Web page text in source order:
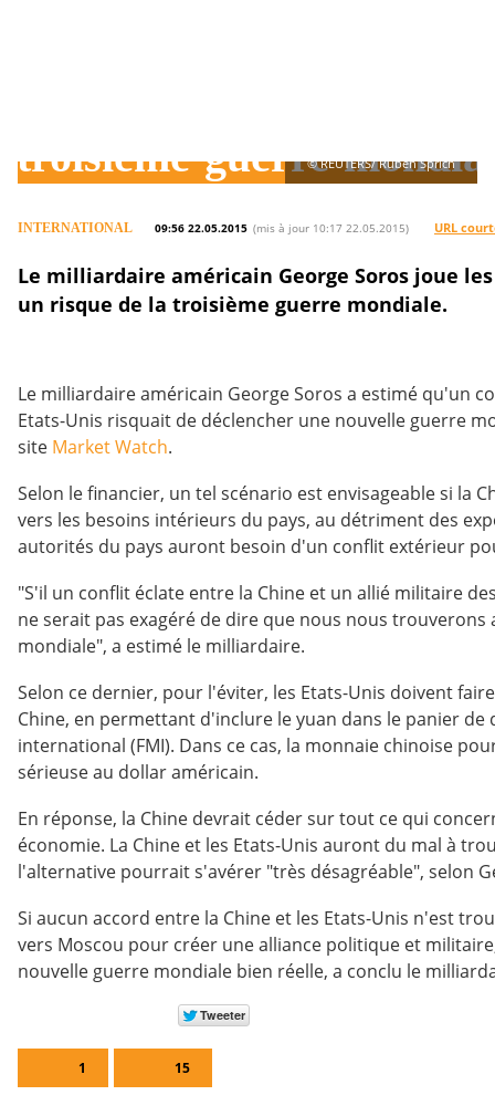
troisième guerre© REUTERS/ Ruben Sprich
INTERNATIONAL 09:56 22.05.2015 (mis à jour 10:17 22.05.2015) URL
Le milliardaire américain George Soros joue
un risque de la troisième guerre mondiale.
Le milliardaire américain George Soros a estimé qu'un
Etats-Unis risquait de déclencher une nouvelle guerre
site Market Watch.
Selon le financier, un tel scénario est envisageable si la
vers les besoins intérieurs du pays, au détriment des
autorités du pays auront besoin d'un conflit extérieur
"S'il un conflit éclate entre la Chine et un allié militaire
ne serait pas exagéré de dire que nous nous
mondiale", a estimé le milliardaire.
Selon ce dernier, pour l'éviter, les Etats-Unis doivent
Chine, en permettant d'inclure le yuan dans le panier de
international (FMI). Dans ce cas, la monnaie chinoise
sérieuse au dollar américain.
En réponse, la Chine devrait céder sur tout ce qui
économie. La Chine et les Etats-Unis auront du mal à
l'alternative pourrait s'avérer "très désagréable", selon
Si aucun accord entre la Chine et les Etats-Unis n'est
vers Moscou pour créer une alliance politique et
nouvelle guerre mondiale bien réelle, a conclu le
1 15